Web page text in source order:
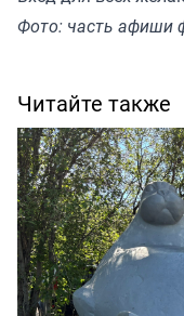
Фото: часть афиши
Читайте также